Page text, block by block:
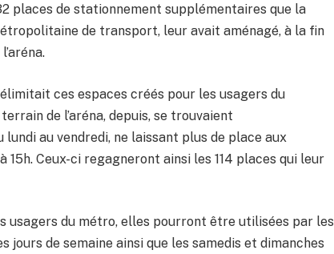
places de stationnement supplémentaires que la
de transport, leur avait aménagé, à la fin
ces espaces créés pour les usagers du
de l’aréna, depuis, se trouvaient
au vendredi, ne laissant plus de place aux
15h. Ceux-ci regagneront ainsi les 114 places qui leur
usagers du métro, elles pourront être utilisées par les
jours de semaine ainsi que les samedis et dimanches